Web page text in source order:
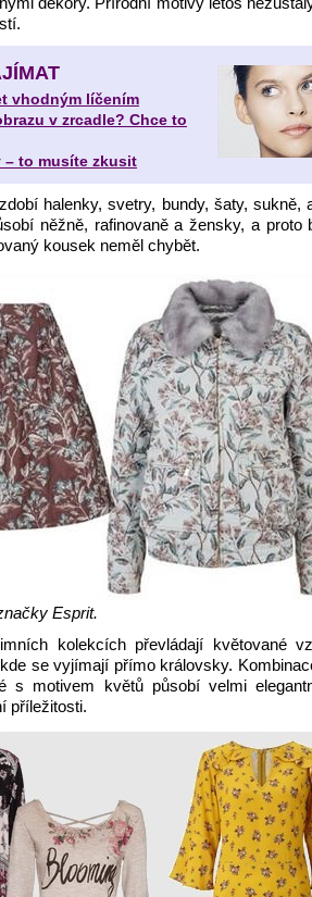
vhodným líčením
v zrcadle? Chce to
to musíte zkusit
halenky, svetry, bundy, šaty, sukně,
něžně, rafinovaně a žensky, a proto
kousek neměl chybět.
Esprit.
kolekcích převládají květované
se vyjímají přímo královsky.
s motivem květů působí velmi
příležitosti.